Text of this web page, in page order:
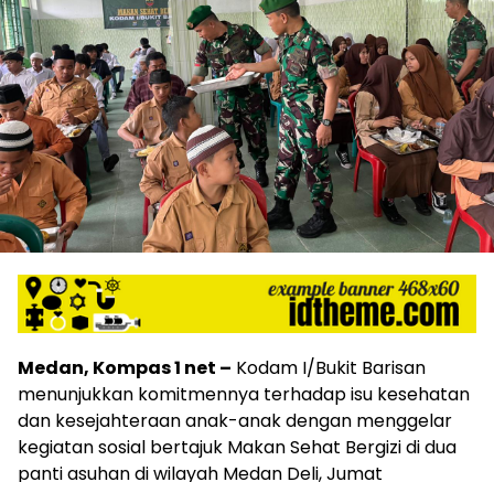
Medan, Kompas 1 net – Kodam I/Bukit Barisan
menunjukkan komitmennya terhadap isu kesehatan
dan kesejahteraan anak-anak dengan menggelar
kegiatan sosial bertajuk Makan Sehat Bergizi di dua
panti asuhan di wilayah Medan Deli, Jumat